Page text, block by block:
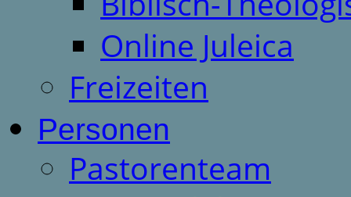
Online Juleica
Freizeiten
Personen
Pastorenteam